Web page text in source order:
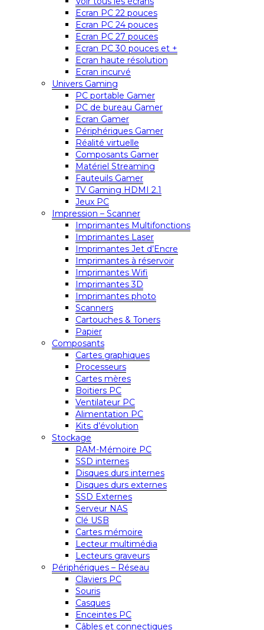
Ecran PC 22 pouces
Ecran PC 24 pouces
Ecran PC 27 pouces
Ecran PC 30 pouces et +
Ecran haute résolution
Ecran incurvé
Univers Gaming
PC portable Gamer
PC de bureau Gamer
Ecran Gamer
Périphériques Gamer
Réalité virtuelle
Composants Gamer
Matériel Streaming
Fauteuils Gamer
TV Gaming HDMI 2.1
Jeux PC
Impression – Scanner
Imprimantes Multifonctions
Imprimantes Laser
Imprimantes Jet d’Encre
Imprimantes à réservoir
Imprimantes Wifi
Imprimantes 3D
Imprimantes photo
Scanners
Cartouches & Toners
Papier
Composants
Cartes graphiques
Processeurs
Cartes mères
Boitiers PC
Ventilateur PC
Alimentation PC
Kits d’évolution
Stockage
RAM-Mémoire PC
SSD internes
Disques durs internes
Disques durs externes
SSD Externes
Serveur NAS
Clé USB
Cartes mémoire
Lecteur multimédia
Lecteurs graveurs
Périphériques – Réseau
Claviers PC
Souris
Casques
Enceintes PC
Câbles et connectiques